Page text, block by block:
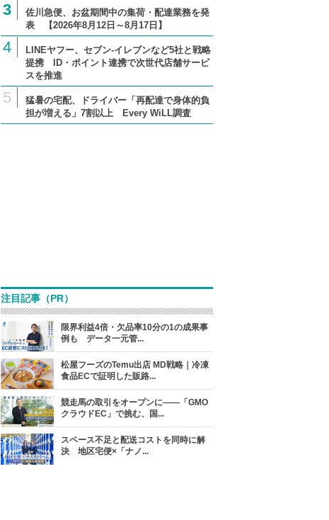
3
佐川急便、お盆期間中の集荷・配達業務を発
表 【2026年8月12日～8月17日】
4
LINEヤフー、セブン-イレブンなど5社と戦略
提携 ID・ポイント連携で次世代店舗サービ
スを推進
5
猛暑の宅配、ドライバー「再配達で身体的負
担が増える」7割以上 Every WiLL調査
注目記事（PR）
限界利益4倍・欠品率10分の1の成果事
例も データ一元管...
松屋フーズのTemu出店 MD戦略｜冷凍
食品ECで証明した販路...
競走馬の取引をオープンに――「GMO
クラウドEC」で挑む、国...
スペース不足と配送コストを同時に解
決 地区宅便×「ナノ...